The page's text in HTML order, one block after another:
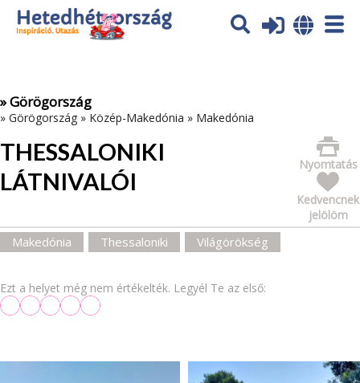
Az oldal sütiket (cookies) használ. További tájékoztatás itt:
Adatvédelmi tájékoztató
» Görögország
» Görögország » Közép-Makedónia » Makedónia
THESSALONIKI
LÁTNIVALÓI
Nyomtatás
Kedvencnek
jelölöm
Makedónia Thessaloniki Világörökség
Ezt a helyet még nem értékelték. Legyél Te az első: